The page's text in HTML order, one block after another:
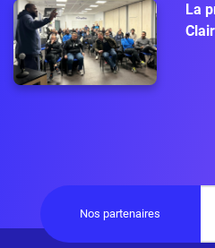
La
Nos partenaires